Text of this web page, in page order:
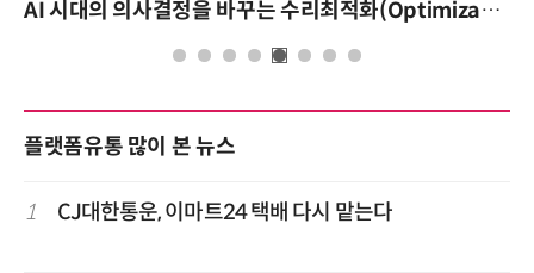
AI 시대의 의사결정을 바꾸는 수리최적화(Optimization): 실제 산업 적용 사례와 활용 전략
플랫폼유통 많이 본 뉴스
1 CJ대한통운, 이마트24 택배 다시 맡는다